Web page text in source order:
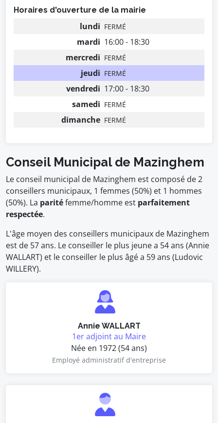
Horaires d'ouverture de la mairie
lundi FERMÉ
mardi 16:00 - 18:30
mercredi FERMÉ
jeudi FERMÉ
vendredi 17:00 - 18:30
samedi FERMÉ
dimanche FERMÉ
Conseil Municipal de Mazinghem
Le conseil municipal de Mazinghem est composé de 2
conseillers municipaux, 1 femmes (50%) et 1 hommes
(50%). La paritéfemme/homme est parfaitement
respectée.
L'âge moyen des conseillers municipaux de Mazinghem
est de 57 ans. Le conseiller le plus jeune a 54 ans (Annie
WALLART) et le conseiller le plus âgé a 59 ans (Ludovic
WILLERY).
Annie WALLART
1er adjoint au Maire
Née en 1972 (54 ans)
Employé administratif d'entreprise